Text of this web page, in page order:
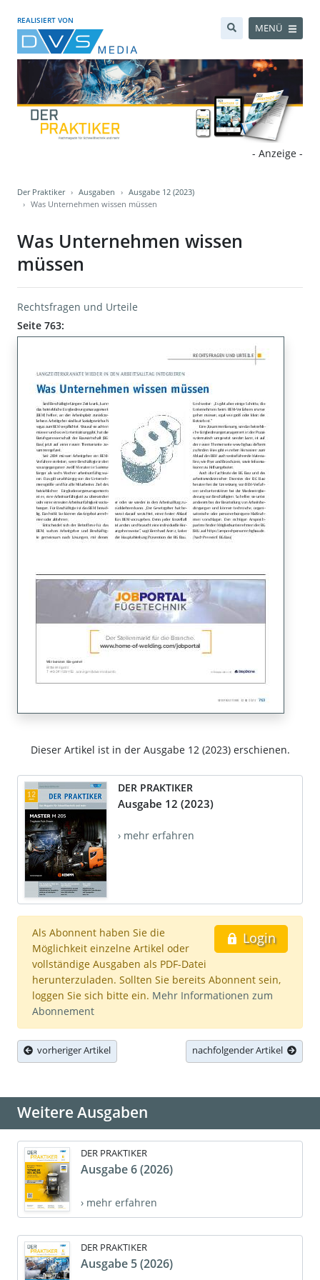
REALISIERT VON
MENÜ
- Anzeige -
Der Praktiker Ausgaben
Ausgabe 12 (2023)
Was Unternehmen wissen müssen
Was Unternehmen wissen
müssen
Rechtsfragen und Urteile
Seite 763:
Dieser Artikel ist in der Ausgabe 12 (2023) erschienen.
DER PRAKTIKER
Ausgabe 12 (2023)
› mehr erfahren
Login
Als Abonnent haben Sie die
Möglichkeit einzelne Artikel oder
vollständige Ausgaben als PDF-Datei
herunterzuladen. Sollten Sie bereits Abonnent sein,
loggen Sie sich bitte ein. Mehr Informationen zum
Abonnement
vorheriger Artikel nachfolgender Artikel
Weitere Ausgaben
DER PRAKTIKER
Ausgabe 6 (2026)
› mehr erfahren
DER PRAKTIKER
Ausgabe 5 (2026)